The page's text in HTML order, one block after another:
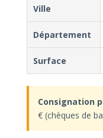
Ville
Département
Surface
Consignation
€ (chèques de